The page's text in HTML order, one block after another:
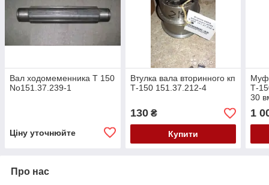
Вал ходомеменника Т 150
No151.37.239-1
Ціну уточнюйте
Втулка вала вторинного кп
Т-150 151.37.212-4
130₴
Купити
Т-
30
1
Про нас